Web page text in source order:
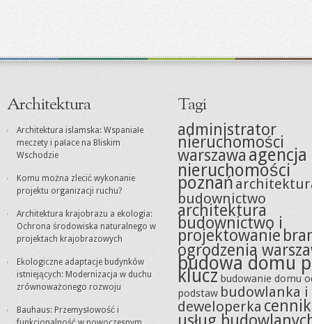
Architektura
Architektura islamska: Wspaniałe
meczety i pałace na Bliskim
Wschodzie
Komu można zlecić wykonanie
projektu organizacji ruchu?
Architektura krajobrazu a ekologia:
Ochrona środowiska naturalnego w
projektach krajobrazowych
Ekologiczne adaptacje budynków
istniejących: Modernizacja w duchu
zrównoważonego rozwoju
Bauhaus: Przemysłowość i
Tagi
administrator
nieruchomości
warszawaagencja
nieruchomości
poznań
budownictwo
architektura
budownictwo i
projektowanie
ogrodzenia
budowa domu
klucz budowanie domu
podstaw budowlanka i
deweloperka cennik